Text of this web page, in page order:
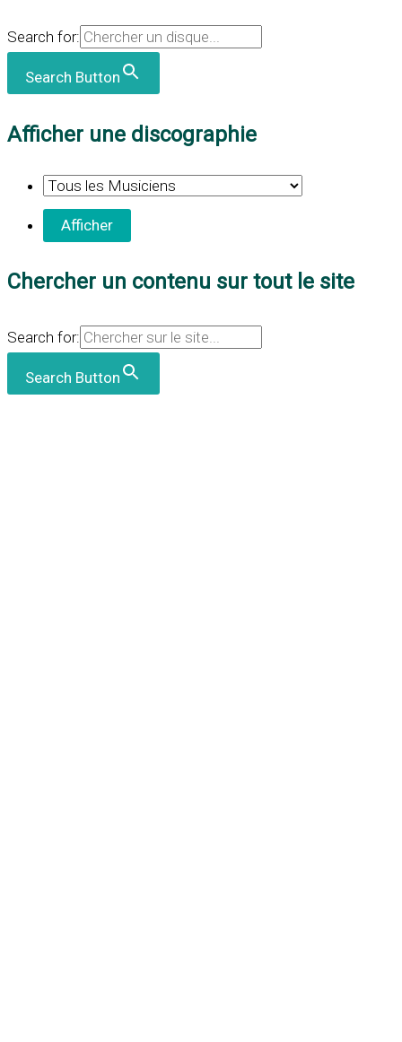
Search for:
Search Button
Afficher une discographie
Chercher un contenu sur tout le site
Search for:
Search Button